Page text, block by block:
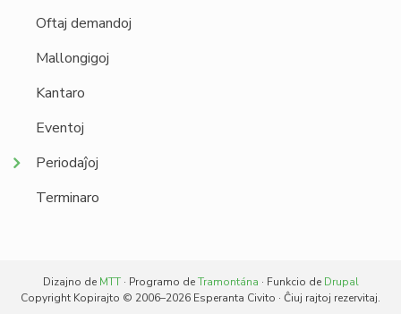
Oftaj demandoj
Mallongigoj
Kantaro
Eventoj
Periodaĵoj
Terminaro
Dizajno de MTT· Programo deTramontána · Funkcio de Drupal
Copyright Kopirajto © 2006–2026 Esperanta Civito · Ĉiuj rajtoj rezervitaj.